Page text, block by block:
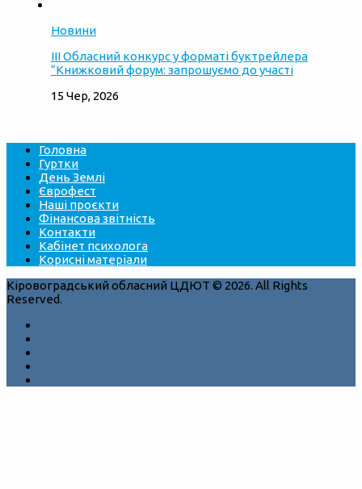
Новини
ІІІ Обласний конкурс у форматі буктрейлера
“Книжковий форум: запрошуємо до участі
15 Чер, 2026
Головна
Гуртки
День Землі
Єврофест
Наші проєкти
Фінансова звітність
Контакти
Кабінет психолога
Корисні матеріали
Кіровоградський обласний ЦДЮТ © 2026. All Rights
Reserved.